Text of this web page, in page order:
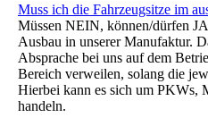
Muss ich die Fahrzeugsitze im
Müssen NEIN, können/dürfen
Ausbau in unserer Manufaktur.
Absprache bei uns auf dem
Bereich verweilen, solang die
Hierbei kann es sich um PKWs,
handeln.